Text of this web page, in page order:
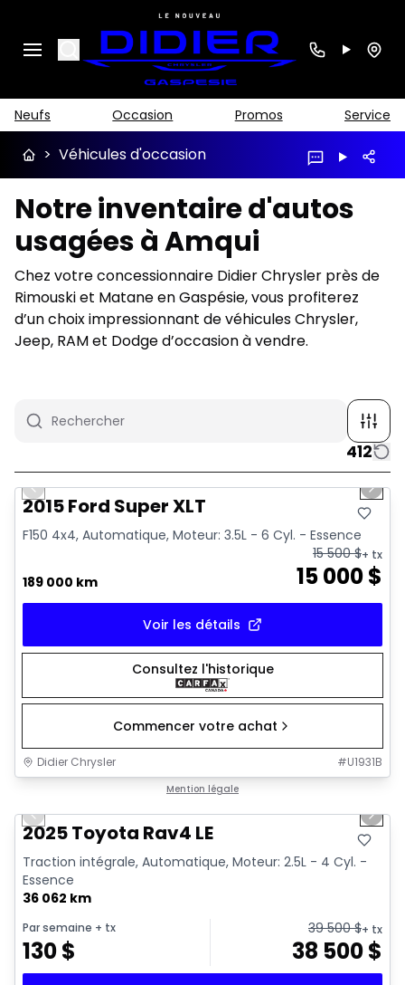
Search
Neufs Occasion Promos Service
> Véhicules d'occasion
Notre inventaire d'autos
usagées à Amqui
Chez votre concessionnaire Didier Chrysler près de
Rimouski et Matane en Gaspésie, vous profiterez
d’un choix impressionnant de véhicules Chrysler,
Jeep, RAM et Dodge d’occasion à vendre.
412
1/10
Previous slide Next
2015 Ford Super XLT
F150 4x4, Automatique, Moteur: 3.5L - 6 Cyl. - Essence
189 000 km 15 000$
15 500$+ tx
Voir les détails
Consultez l'historique
Commencer votre achat
Didier Chrysler #U1931B
Mention légale
Previous slide Next
2025 Toyota Rav4 LE
Traction intégrale, Automatique, Moteur: 2.5L - 4 Cyl. -
Essence
36 062 km
Par semaine + tx
130$
39 500$+ tx
38 500$